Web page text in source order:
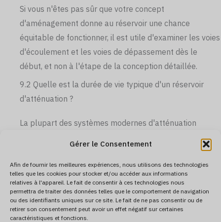
Gérer le Consentement
Afin de fournir les meilleures expériences, nous utilisons des technologies
telles que les cookies pour stocker et/ou accéder aux informations
relatives à l'appareil. Le fait de consentir à ces technologies nous
permettra de traiter des données telles que le comportement de navigation
ou des identifiants uniques sur ce site. Le fait de ne pas consentir ou de
retirer son consentement peut avoir un effet négatif sur certaines
caractéristiques et fonctions.
Si vous n'êtes pas sûr que votre concept
d'aménagement donne au réservoir une chance
équitable de fonctionner, il est utile d'examiner les voies
d'écoulement et les voies de dépassement dès le
début, et non à l'étape de la conception détaillée.
9.2 Quelle est la durée de vie typique d'un réservoir
d'atténuation ?
La plupart des systèmes modernes d'atténuation
l'optique d'une durée de vie de 50 ans, alignée sur les
horizons typiques des bâtiments et des autoroutes. Les
systèmes à base de béton et de tuyaux peuvent durer
encore plus longtemps sur le plan structurel, bien que
l'accès et la gestion du limon déterminent encore leur